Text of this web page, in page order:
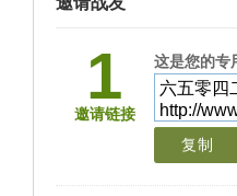
1
邀请链接
这是您的专